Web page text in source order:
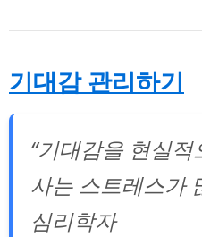
기대감 관리하기
“기대감을 현실
사는 스트레스가
심리학자